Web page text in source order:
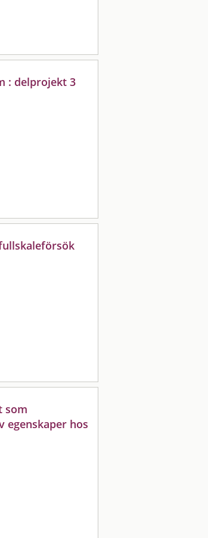
: delprojekt 3
som
egenskaper hos